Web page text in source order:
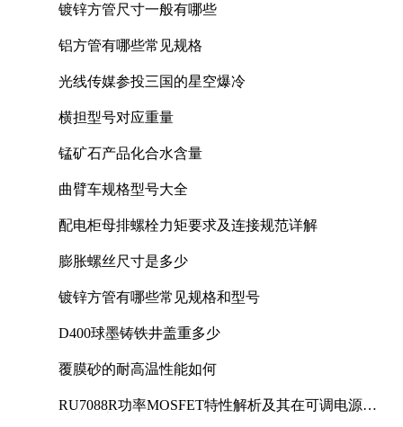
镀锌方管尺寸一般有哪些
铝方管有哪些常见规格
光线传媒参投三国的星空爆冷
横担型号对应重量
锰矿石产品化合水含量
曲臂车规格型号大全
配电柜母排螺栓力矩要求及连接规范详解
膨胀螺丝尺寸是多少
镀锌方管有哪些常见规格和型号
D400球墨铸铁井盖重多少
覆膜砂的耐高温性能如何
RU7088R功率MOSFET特性解析及其在可调电源设